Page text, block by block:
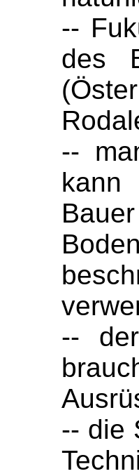
--
des
--
--
-- die